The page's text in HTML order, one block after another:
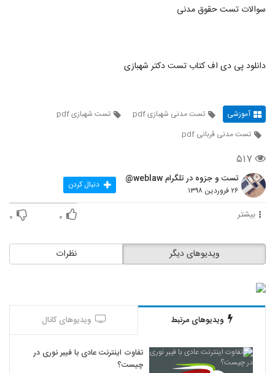
سوالات تست حقوق مدنی
دانلود پی دی اف کتاب تست دکتر شهبازی
آموزشی تست مدنی شهبازی pdf
تست شهبازی pdf
تست مدنی قربانی pdf
۵۱۷
تست و جزوه در تلگرام weblaw@
۲۶ فروردین ۱۳۹۸ دنبال کردن
بیشتر ۰ ۰
نظرات ویدیوهای دیگر
ویدیوهای مرتبط ویدیوهای کانال
تفاوت اینترنت عادی با فیبر نوری در
چیست؟